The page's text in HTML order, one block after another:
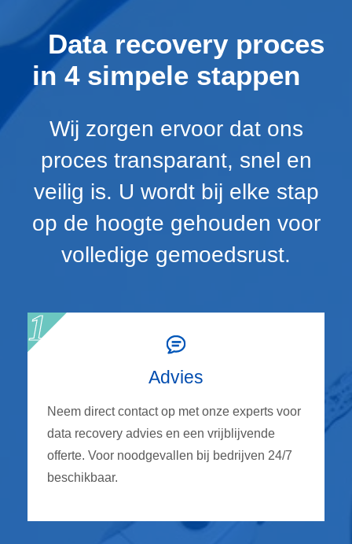
Data recovery proces
in 4 simpele stappen
Wij zorgen ervoor dat ons
proces transparant, snel en
veilig is. U wordt bij elke stap
op de hoogte gehouden voor
volledige gemoedsrust.
Advies
Neem direct contact op met onze experts voor
data recovery advies en een vrijblijvende
offerte. Voor noodgevallen bij bedrijven 24/7
beschikbaar.